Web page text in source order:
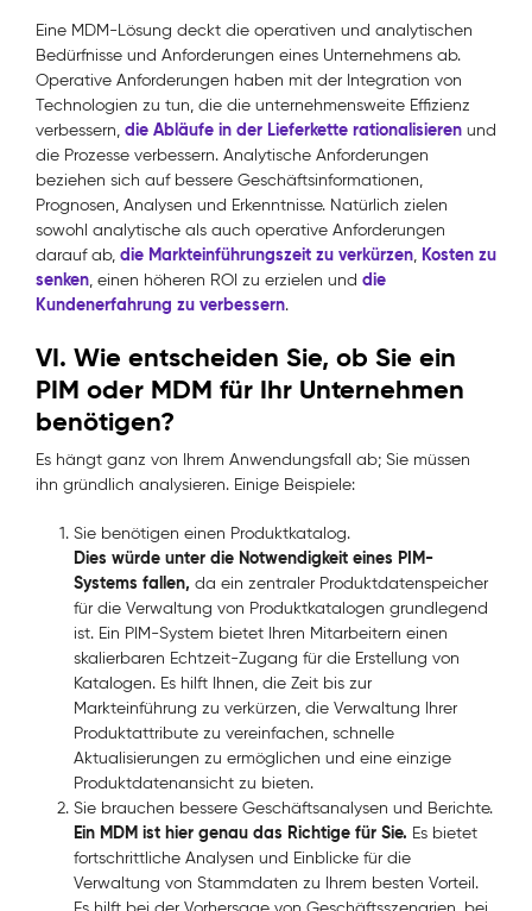
Eine MDM-Lösung deckt die operativen und analytischen
Bedürfnisse und Anforderungen eines Unternehmens ab.
Operative Anforderungen haben mit der Integration von
Technologien zu tun, die die unternehmensweite Effizienz
verbessern, die Abläufe in der Lieferkette rationalisieren und
die Prozesse verbessern. Analytische Anforderungen
beziehen sich auf bessere Geschäftsinformationen,
Prognosen, Analysen und Erkenntnisse. Natürlich zielen
sowohl analytische als auch operative Anforderungen
darauf ab, die Markteinführungszeit zu verkürzen, Kosten zu
senken, einen höheren ROI zu erzielen und die
Kundenerfahrung zu verbessern.
VI. Wie entscheiden Sie, ob Sie ein
PIM oder MDM für Ihr Unternehmen
benötigen?
Es hängt ganz von Ihrem Anwendungsfall ab; Sie müssen
ihn gründlich analysieren. Einige Beispiele:
Sie benötigen einen Produktkatalog.
Dies würde unter die Notwendigkeit eines PIM-
Systems fallen, da ein zentraler Produktdatenspeicher
für die Verwaltung von Produktkatalogen grundlegend
ist. Ein PIM-System bietet Ihren Mitarbeitern einen
skalierbaren Echtzeit-Zugang für die Erstellung von
Katalogen. Es hilft Ihnen, die Zeit bis zur
Markteinführung zu verkürzen, die Verwaltung Ihrer
Produktattribute zu vereinfachen, schnelle
Aktualisierungen zu ermöglichen und eine einzige
Produktdatenansicht zu bieten.
Sie brauchen bessere Geschäftsanalysen und Berichte.
Ein MDM ist hier genau das Richtige für Sie. Es bietet
fortschrittliche Analysen und Einblicke für die
Verwaltung von Stammdaten zu Ihrem besten Vorteil.